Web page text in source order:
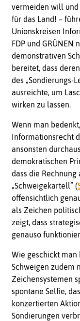
vermeiden will und
für das Land! –
Unionskreisen
FDP und GRÜNEN
demonstrativen
bereitet, dass
des „Sondierungs-
ausreichte, um
wirken zu lassen.
Wenn man
Informationsrecht
ansonsten
demokratischen
dass die Rechnung
„Schweigekartell“ (
offensichtlich
als Zeichen
zeigt, dass
genauso
Wie geschickt
Schweigen zudem
Zeichensystemen
spontane Selfie,
konzertierten
Sondierungen